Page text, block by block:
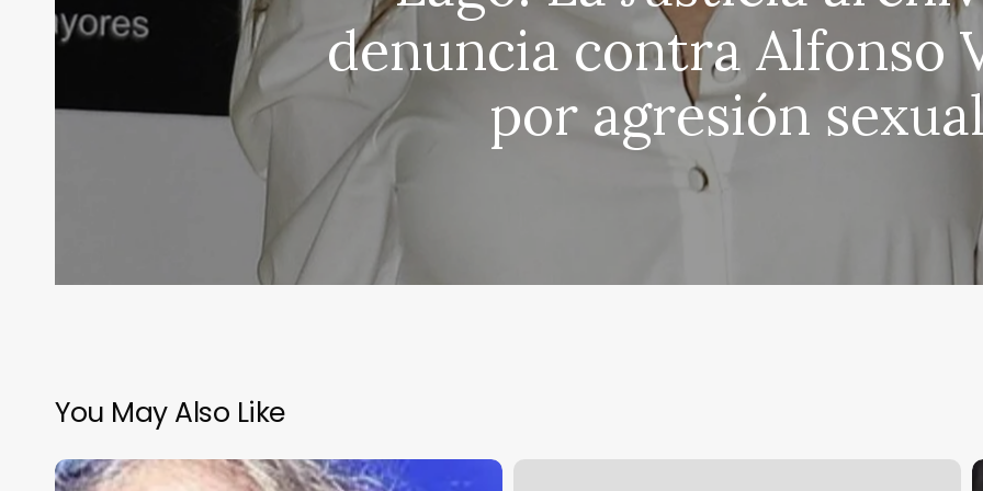
denuncia contra Alfonso
por agresión sexual
You May Also Like
Muere Dani